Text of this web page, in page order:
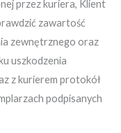
przez kuriera, Klient
zawartość
zewnętrznego oraz
uszkodzenia
z kurierem protokół
podpisanych